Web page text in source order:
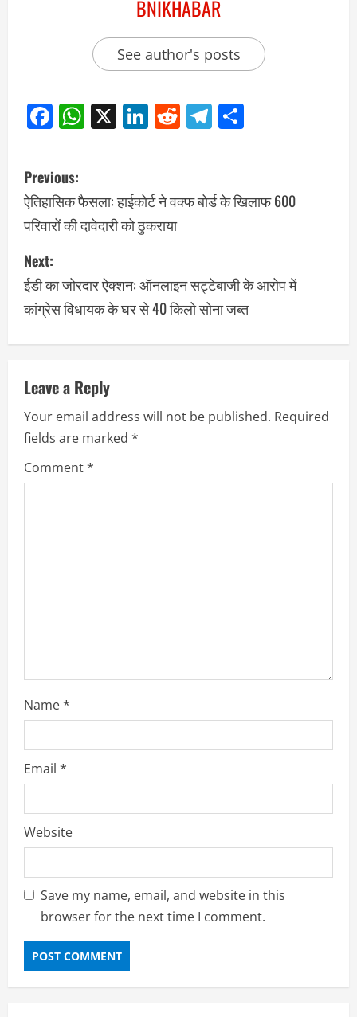
BNIKHABAR
See author's posts
Facebook
WhatsApp
X LinkedIn
RedditTelegram
Previous:
ऐतिहासिक फैसला: हाईकोर्ट ने वक्फ बोर्ड के खिलाफ 600
परिवारों की दावेदारी को ठुकराया
Next:
ईडी का जोरदार ऐक्शन: ऑनलाइन सट्टेबाजी के आरोप में
कांग्रेस विधायक के घर से 40 किलो सोना जब्त
Leave a Reply
Your email address will not be published. Required
fields are marked *
Comment*
Name*
Email *
Website
Save my name, email, and website in this
browser for the next time I comment.